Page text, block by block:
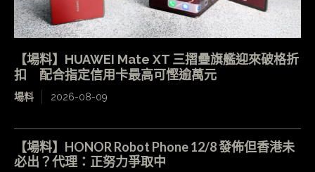
【場料】HUAWEI Mate XT 三摺疊旗艦迎來破格折
扣 配合指定信用卡最高可慳逾萬元
場料 2026-08-09
【場料】HONOR Robot Phone 12/8 發佈但香港未
必出？代理：正努力爭取中